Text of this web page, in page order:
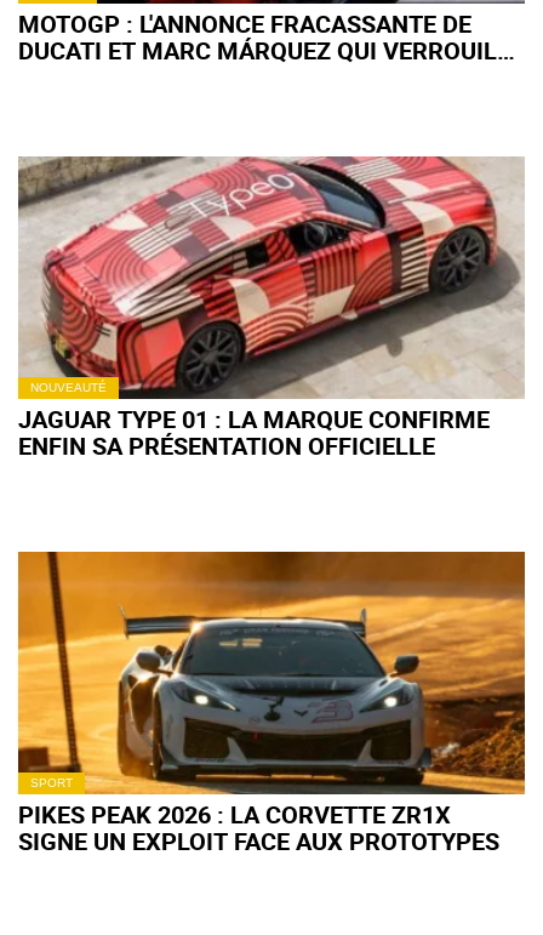
MOTOGP : L'ANNONCE FRACASSANTE DE
DUCATI ET MARC MÁRQUEZ QUI VERROUILLE
NOUVEAUTÉ
JAGUAR TYPE 01 : LA MARQUE CONFIRME
ENFIN SA PRÉSENTATION OFFICIELLE
SPORT
PIKES PEAK 2026 : LA CORVETTE ZR1X
SIGNE UN EXPLOIT FACE AUX PROTOTYPES